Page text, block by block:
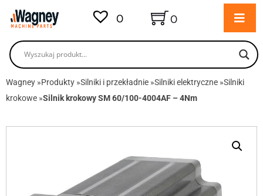
0 0
Wagney »Produkty »Silniki i przekładnie »Silniki elektryczne »Silniki
krokowe »Silnik krokowy SM 60/100-4004AF – 4Nm